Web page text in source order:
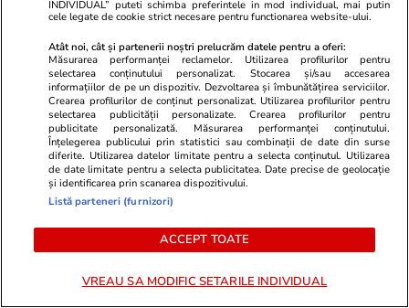
un bărbat să doneze un rinichi
Știri România 28 iul.
Ziarul Financiar: PRO TV,
amendat cu 4.000.000 de euro
de Consiliul Concurenței, din
cauza prețurilor cerute
cabliștilor
INDIVIDUAL” puteti schimba preferintele in mod individual, mai putin
cele legate de cookie strict necesare pentru functionarea website-ului.
Atât noi, cât și partenerii noștri prelucrăm datele pentru a oferi:
Măsurarea performanței reclamelor. Utilizarea profilurilor pentru
selectarea conținutului personalizat. Stocarea și/sau accesarea
informațiilor de pe un dispozitiv. Dezvoltarea și îmbunătățirea serviciilor.
Crearea profilurilor de conținut personalizat. Utilizarea profilurilor pentru
selectarea publicității personalizate. Crearea profilurilor pentru
publicitate personalizată. Măsurarea performanței conținutului.
Înțelegerea publicului prin statistici sau combinații de date din surse
diferite. Utilizarea datelor limitate pentru a selecta conținutul. Utilizarea
de date limitate pentru a selecta publicitatea. Date precise de geolocație
și identificarea prin scanarea dispozitivului.
Listă parteneri (furnizori)
ACCEPT TOATE
VREAU SA MODIFIC SETARILE INDIVIDUAL